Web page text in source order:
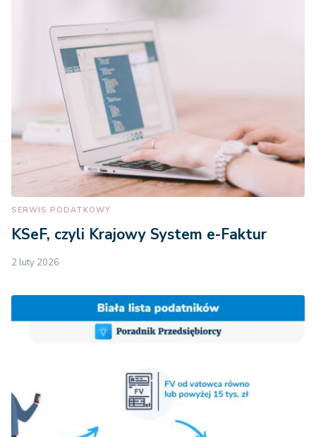
SERWIS PODATKOWY
KSeF, czyli Krajowy System e-Faktur
2 luty 2026